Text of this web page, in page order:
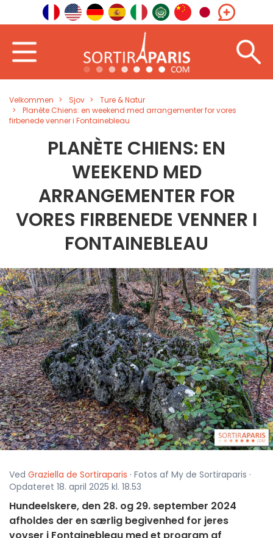
Velkommen Sjov
Ture & Natur
Planète Chiens: en weekend med arrangementer for vores
firbenede venner i Fontainebleau
PLANÈTE CHIENS: EN
WEEKEND MED
ARRANGEMENTER FOR
VORES FIRBENEDE VENNER I
FONTAINEBLEAU
Ved Graziella de Sortiraparis · Fotos af My de Sortiraparis ·
Opdateret 18. april 2025 kl. 18.53
Hundeelskere, den 28. og 29. september 2024
afholdes der en særlig begivenhed for jeres